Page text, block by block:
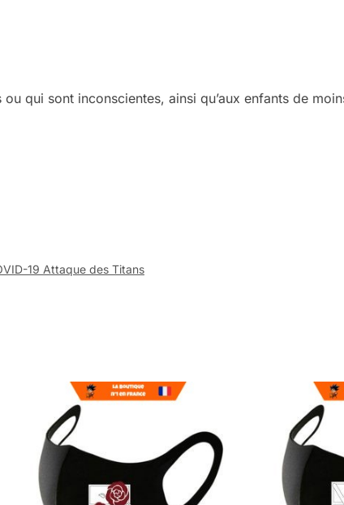
qui sont inconscientes, ainsi qu’aux enfants de
19 Attaque des Titans